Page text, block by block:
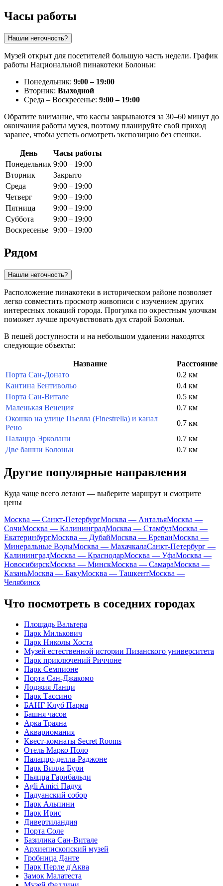
Часы работы
Нашли неточность?
Музей открыт для посетителей большую часть недели. График
работы Национальной пинакотеки Болоньи:
Понедельник: 9:00 – 19:00
Вторник: Выходной
Среда – Воскресенье: 9:00 – 19:00
Обратите внимание, что кассы закрываются за 30–60 минут до
окончания работы музея, поэтому планируйте свой приход
заранее, чтобы успеть осмотреть экспозицию без спешки.
День
Часы работы
Понедельник 9:00 – 19:00
Вторник
Закрыто
Среда
9:00 – 19:00
Четверг
9:00 – 19:00
Пятница
9:00 – 19:00
Суббота
9:00 – 19:00
Воскресенье 9:00 – 19:00
Рядом
Нашли неточность?
Расположение пинакотеки в историческом районе позволяет
легко совместить просмотр живописи с изучением других
интересных локаций города. Прогулка по окрестным улочкам
поможет лучше прочувствовать дух старой Болоньи.
В пешей доступности и на небольшом удалении находятся
следующие объекты:
Название
Расстояние
Порта Сан-Донато
0.2 км
Кантина Бентивольо
0.4 км
Порта Сан-Витале
0.5 км
Маленькая Венеция
0.7 км
Окошко на улице Пьелла (Finestrella) и канал
Рено
0.7 км
Палаццо Эрколани
0.7 км
Две башни Болоньи
0.7 км
Другие популярные направления
Куда чаще всего летают — выберите маршрут и смотрите
цены
Москва — Санкт-ПетербургМосква — АнтальяМосква —
СочиМосква — КалининградМосква — СтамбулМосква —
ЕкатеринбургМосква — ДубайМосква — ЕреванМосква —
Минеральные ВодыМосква — МахачкалаСанкт-Петербург —
КалининградМосква — КраснодарМосква — УфаМосква —
НовосибирскМосква — МинскМосква — СамараМосква —
КазаньМосква — БакуМосква — ТашкентМосква —
Челябинск
Что посмотреть в соседних городах
Площадь Вальтера
Парк Милькович
Парк Николы Хоста
Музей естественной истории Пизанского университета
Парк приключений Риччоне
Парк Семпионе
Порта Сан-Джакомо
Лоджия Ланци
Парк Тассино
БАНГ Клуб Парма
Башня часов
Арка Траяна
Аквариомания
Квест-комнаты Secret Rooms
Отель Марко Поло
Палаццо-делла-Раджоне
Парк Вилла Бури
Пьяцца Гарибальди
Agli Amici Падуя
Падуанский собор
Парк Альпини
Парк Ирис
Дивертиландия
Порта Соле
Базилика Сан-Витале
Архиепископский музей
Гробница Данте
Парк Перле д'Аква
Замок Малатеста